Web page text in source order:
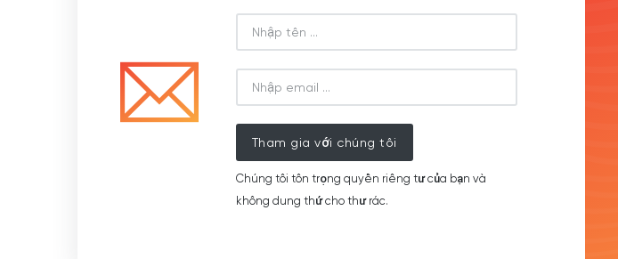
Tham gia với chúng tôi
Chúng tôi tôn trọng quyền riêng tư của bạn và
không dung thứ cho thư rác.